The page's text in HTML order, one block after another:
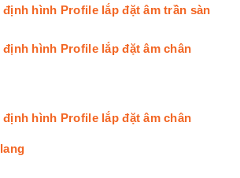
định hình Profile lắp đặt âm trần sàn
định hình Profile lắp đặt âm chân
định hình Profile lắp đặt âm chân